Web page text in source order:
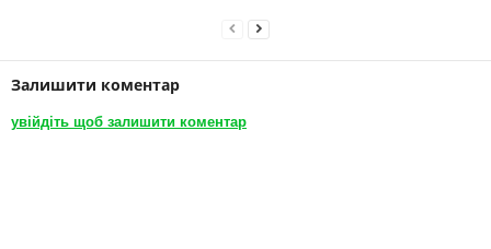
Залишити коментар
увійдіть щоб залишити коментар